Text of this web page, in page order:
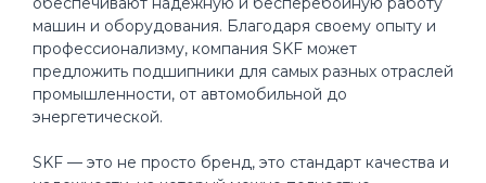
машин и оборудования. Благодаря своему опыту и
профессионализму, компания SKF может
предложить подшипники для самых разных отраслей
промышленности, от автомобильной до
энергетической.
SKF — это не просто бренд, это стандарт качества и